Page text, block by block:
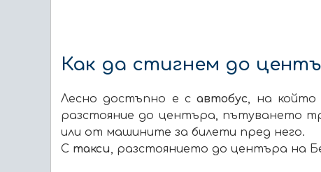
Как да стигнем до
Лесно достъпно е савтобус, на
разстояние до центъра, пътуването
или от машините за билети пред него.
С такси, разстоянието до центъра на